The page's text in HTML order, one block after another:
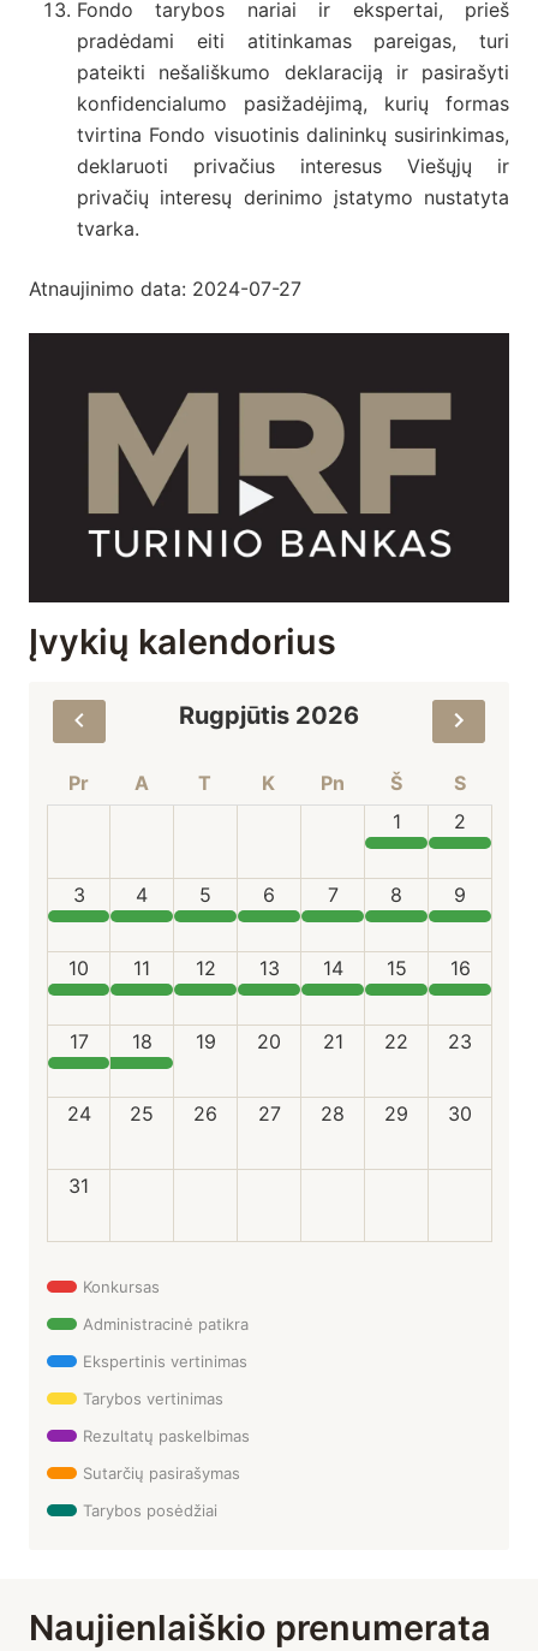
Fondo tarybos nariai ir ekspertai, prieš
pradėdami eiti atitinkamas pareigas, turi
pateikti nešališkumo deklaraciją ir pasirašyti
konfidencialumo pasižadėjimą, kurių formas
tvirtina Fondo visuotinis dalininkų susirinkimas,
deklaruoti privačius interesus Viešųjų ir
privačių interesų derinimo įstatymo nustatyta
tvarka.
Atnaujinimo data: 2024-07-27
Įvykių kalendorius
Rugpjūtis 2026
Pr A T K Pn Š
S
1
2
3 4 5 6 7 8 9
10 11 12 13 14 15 16
17 18 19 20 21 22 23
24 25 26 27 28 29 30
31
Konkursas
Administracinė patikra
Ekspertinis vertinimas
Tarybos vertinimas
Rezultatų paskelbimas
Sutarčių pasirašymas
Tarybos posėdžiai
Naujienlaiškio prenumerata